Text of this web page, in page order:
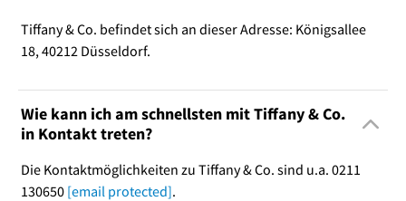
Tiffany & Co. befindet sich an dieser Adresse: Königsallee
18, 40212 Düsseldorf.
Wie kann ich am schnellsten mit Tiffany & Co.
in Kontakt treten?
Die Kontaktmöglichkeiten zu Tiffany & Co. sind u.a. 0211
130650 [email protected].